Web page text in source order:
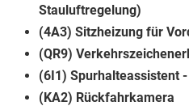
Stauluftregelung)
(4A3) Sitzheizung für
(QR9)
(6I1) Spurhalteassistent
(KA2) Rückfahrkamera